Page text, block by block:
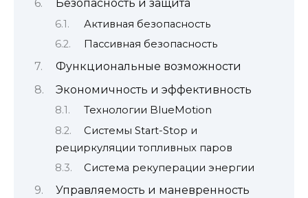
Безопасность и защита
Активная безопасность
Пассивная безопасность
Функциональные возможности
Экономичность и эффективность
Технологии BlueMotion
Системы Start-Stop и
рециркуляции топливных паров
Система рекуперации энергии
Управляемость и маневренность